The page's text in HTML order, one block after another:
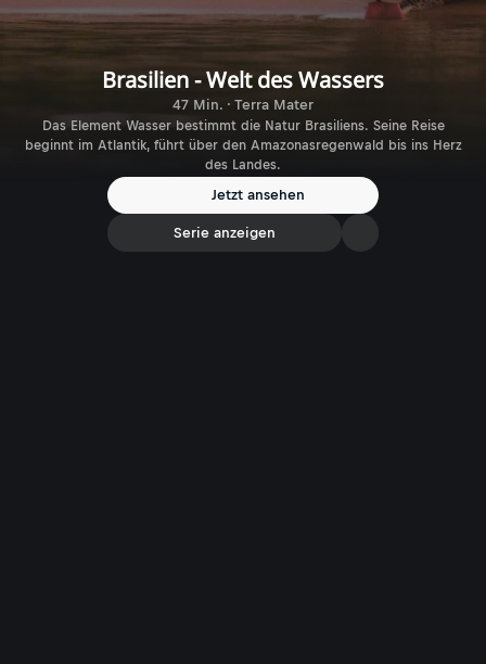
Brasilien - Welt des Wassers
47 Min. · Terra Mater
Das Element Wasser bestimmt die Natur Brasiliens. Seine Reise
beginnt im Atlantik, führt über den Amazonasregenwald bis ins Herz
des Landes.
Jetzt ansehen
Serie anzeigen